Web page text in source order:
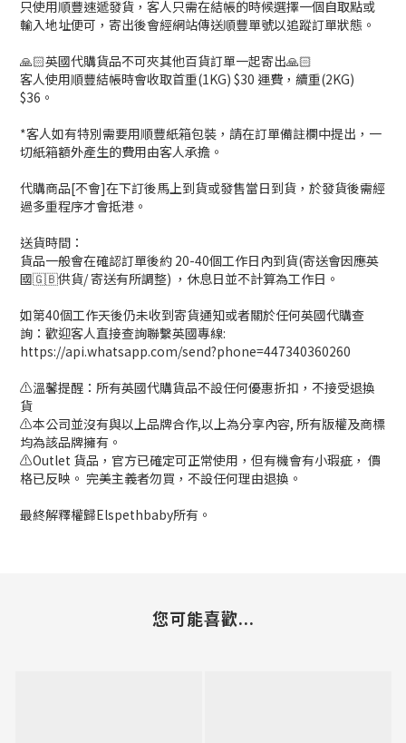
只使用順豐速遞發貨，客人只需在結帳的時候選擇一個自取點或
輸入地址便可，寄出後會經網站傳送順豐單號以追蹤訂單狀態。
🙏🏻英國代購貨品不可夾其他百貨訂單一起寄出🙏🏻
客人使用順豐結帳時會收取首重(1KG) $30 運費，續重(2KG)
$36。
*客人如有特別需要用順豐紙箱包裝，請在訂單備註欄中提出，一
切紙箱額外產生的費用由客人承擔。
代購商品[不會]在下訂後馬上到貨或發售當日到貨，於發貨後需經
過多重程序才會抵港。
送貨時間：
貨品一般會在確認訂單後約 20-40個工作日內到貨(寄送會因應英
國🇬🇧供貨/ 寄送有所調整) ，休息日並不計算為工作日。
如第40個工作天後仍未收到寄貨通知或者關於任何英國代購查
詢：歡迎客人直接查詢聯繫英國專線:
https://api.whatsapp.com/send?phone=447340360260
⚠️溫馨提醒：所有英國代購貨品不設任何優惠折扣，不接受退換
貨
⚠️本公司並沒有與以上品牌合作,以上為分享內容, 所有版權及商標
均為該品牌擁有。
⚠️Outlet 貨品，官方已確定可正常使用，但有機會有小瑕疵， 價
格已反映。 完美主義者勿買，不設任何理由退換。
最終解釋權歸Elspethbaby所有。
您可能喜歡...